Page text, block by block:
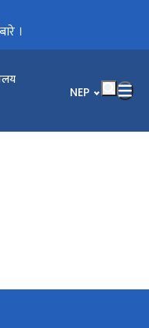
भाषा चयन गर्नुहोस्
NEP
बारे I
।
Deadline
Projects
सम्वन्धी सूचना !!!